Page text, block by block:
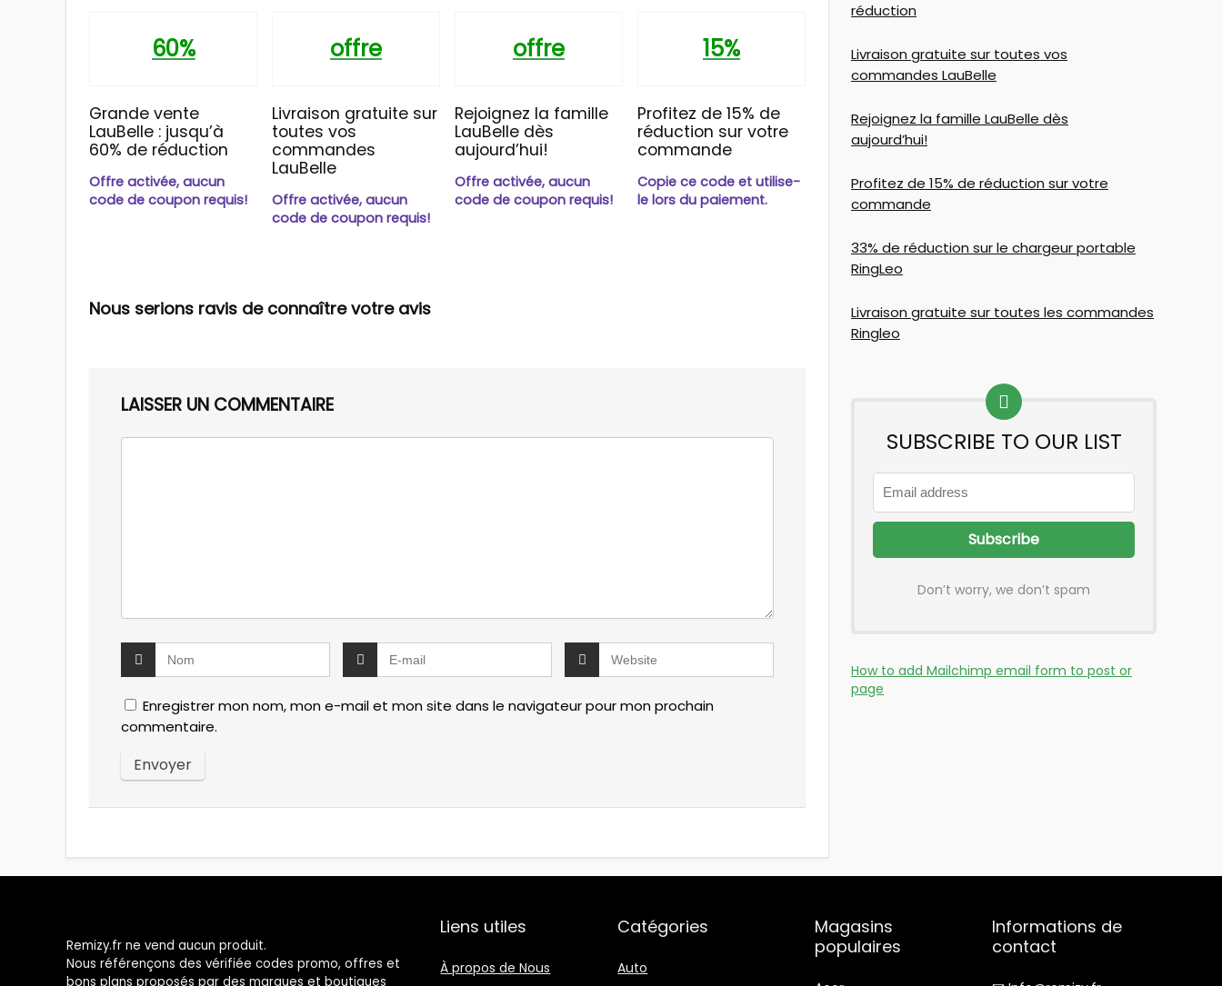
60%
Grande vente
LauBelle : jusqu’à
60% de réduction
Offre activée, aucun
code de coupon requis!
offre
Livraison gratuite sur
toutes vos
commandes
LauBelle
Offre activée, aucun
code de coupon requis!
offre
Rejoignez la famille
LauBelle dès
aujourd’hui!
Offre activée, aucun
code de coupon requis!
15%
Profitez de 15% de
réduction sur votre
commande
Copie ce code et utilise-
le lors du paiement.
Nous serions ravis de connaître votre avis
LAISSER UN COMMENTAIRE
Enregistrer mon nom, mon e-mail et mon site dans le navigateur pour mon prochain
commentaire.
réduction
Livraison gratuite sur toutes vos
commandes LauBelle
Rejoignez la famille LauBelle dès
aujourd’hui!
Profitez de 15% de réduction sur votre
commande
33% de réduction sur le chargeur portable
RingLeo
Livraison gratuite sur toutes les commandes
Ringleo
SUBSCRIBE TO OUR LIST
Don’t worry, we don’t spam
How to add Mailchimp email form to post or
page
Remizy.fr ne vend aucun produit.
Nous référençons des vérifiée codes promo, offres et
bons plans proposés par des marques et boutiques
Liens utiles
À propos de Nous
Catégories
Auto
Magasins
populaires
Informations de
contact